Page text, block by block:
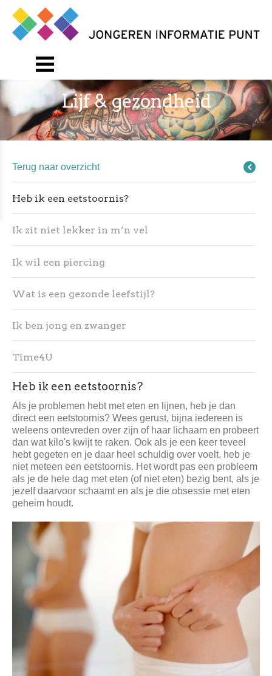
Lijf & gezondheid
Terug naar overzicht
Heb ik een eetstoornis?
Ik zit niet lekker in m’n vel
Ik wil een piercing
Wat is een gezonde leefstijl?
Ik ben jong en zwanger
Time4U
Heb ik een eetstoornis?
Als je problemen hebt met eten en lijnen, heb je dan
direct een eetstoornis? Wees gerust, bijna iedereen is
weleens ontevreden over zijn of haar lichaam en probeert
dan wat kilo's kwijt te raken. Ook als je een keer teveel
hebt gegeten en je daar heel schuldig over voelt, heb je
niet meteen een eetstoornis. Het wordt pas een probleem
als je de hele dag met eten (of niet eten) bezig bent, als je
jezelf daarvoor schaamt en als je die obsessie met eten
geheim houdt.